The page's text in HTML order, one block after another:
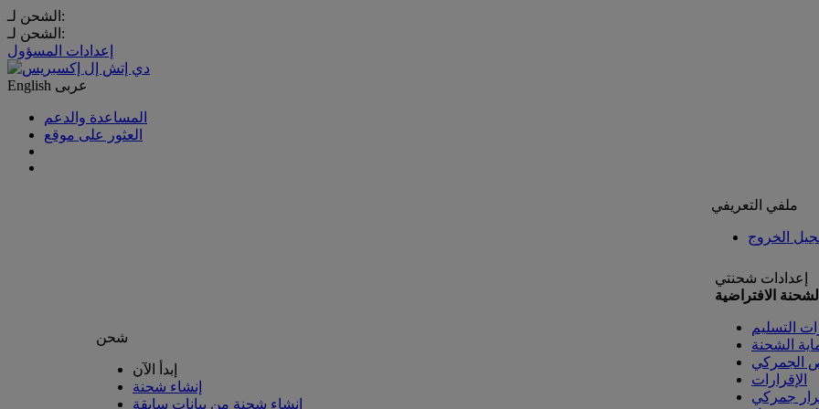
الشحن لـ:
الشحن لـ:
إعدادات المسؤول
English عربى
المساعدة والدعم
العثور على موقع
ملفي التعريفي
الخروج
شحن
إبدأ الآن
إنشاء شحنة
إنشاء شحنة من بيانات سابقة
إعدادات شحنتي
الافتراضية
التسليم
الشحنة
الجمركي
الإقرارات
جمركي